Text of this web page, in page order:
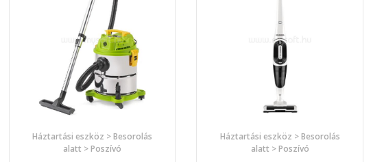
Háztartási eszköz > Besorolás
alatt > Poszívó
Háztartási eszköz > Besorolás
alatt > Poszívó